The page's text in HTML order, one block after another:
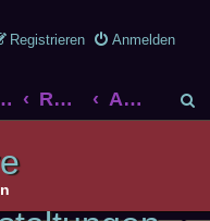
Anmelden
Registrieren
Rollenspiel Andere Veranstaltungen